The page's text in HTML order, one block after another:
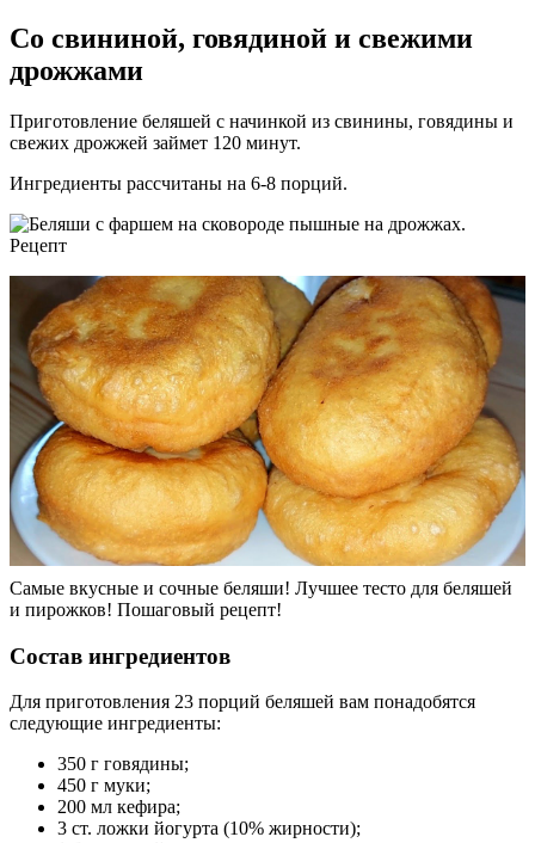
Со свининой, говядиной и свежими
дрожжами
Приготовление беляшей с начинкой из свинины, говядины и
свежих дрожжей займет 120 минут.
Ингредиенты рассчитаны на 6-8 порций.
Самые вкусные и сочные беляши! Лучшее тесто для беляшей
и пирожков! Пошаговый рецепт!
Состав ингредиентов
Для приготовления 23 порций беляшей вам понадобятся
следующие ингредиенты:
350 г говядины;
450 г муки;
200 мл кефира;
3 ст. ложки йогурта (10% жирности);